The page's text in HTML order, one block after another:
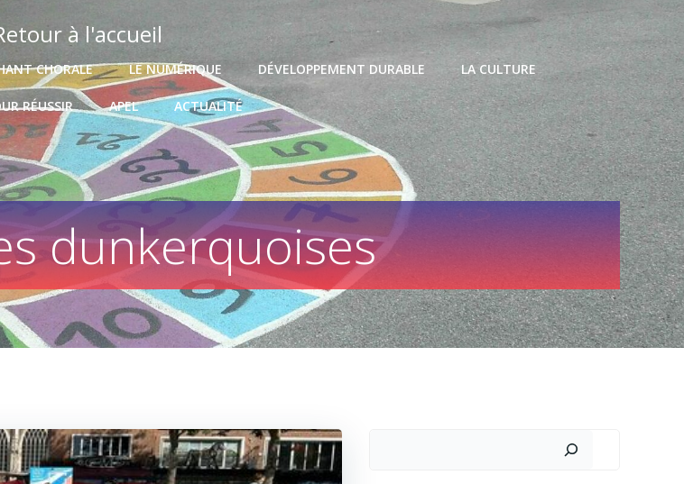
à l'accueil
CHORALE LE NUMÉRIQUE DÉVELOPPEMENT DURABLE LA CULTURE
RÉUSSIR APEL ACTUALITÉ
dunkerquoises